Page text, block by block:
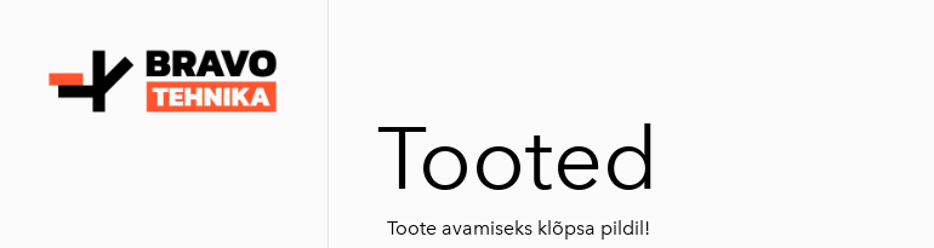
Tooted
Toote avamiseks klõpsa pildil!